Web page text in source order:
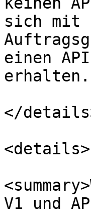
sich mit
einen
erhalten.
</
<details>
V1 und